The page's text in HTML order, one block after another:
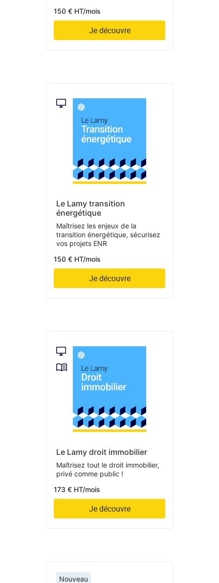
150 € HT/mois
Je découvre
Le Lamy transition
énergétique
Maîtrisez les enjeux de la
transition énergétique, sécurisez
vos projets ENR
150 € HT/mois
Je découvre
Le Lamy droit immobilier
Maîtrisez tout le droit immobilier,
privé comme public !
173 € HT/mois
Je découvre
Nouveau